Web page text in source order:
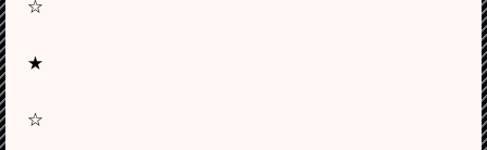
☆
★
☆